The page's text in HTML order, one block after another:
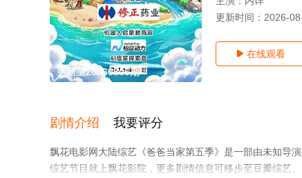
更新至20260806期
更新时间： 2026-
 在线观看
剧情介绍 我要评分
飘花电影网大陆综艺《爸爸当家第五季》是一部由未知导
综艺节目就上飘花影院，更多剧情信息可移步至豆瓣综艺